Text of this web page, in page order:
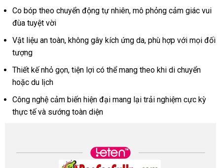
Co bóp theo chuyển động tự nhiên, mô phỏng cảm giác vui
đùa tuyệt vời
Vật liệu an toàn, không gây kích ứng da, phù hợp với mọi đối
tượng
Thiết kế nhỏ gọn, tiện lợi có thể mang theo khi di chuyển
hoặc du lịch
Công nghệ cảm biến hiện đại mang lại trải nghiệm cực kỳ
thực tế và sướng toàn diện